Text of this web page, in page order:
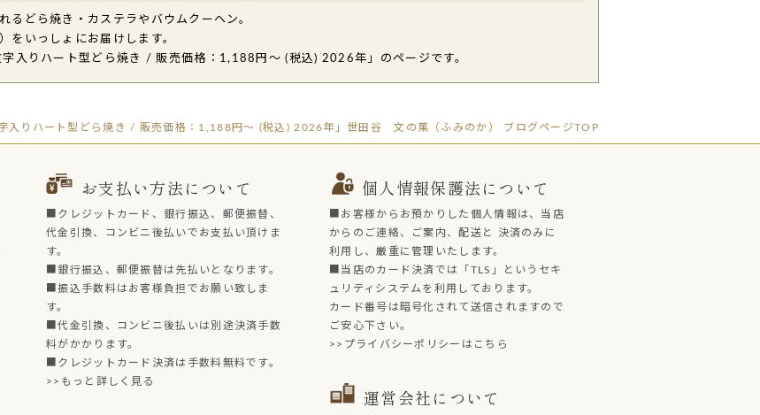
るどら焼き・カステラやバウムクーヘン。
をいっしょにお届けします。
入りハート型どら焼き / 販売価格：1,188円～ (税込) 2026年」のページです。
入りハート型どら焼き / 販売価格：1,188円～ (税込) 2026年」世田谷 文の菓（ふみのか） ブログページTOP
お支払い方法について
■クレジットカード、銀行振込、郵便振替、
代金引換、コンビニ後払いでお支払い頂けま
す。
■銀行振込、郵便振替は先払いとなります。
■振込手数料はお客様負担でお願い致しま
す。
■代金引換、コンビニ後払いは別途決済手数
料がかかります。
■クレジットカード決済は手数料無料です。
>>もっと詳しく見る
個人情報保護法について
■お客様からお預かりした個人情報は、当店
からのご連絡、ご案内、配送と 決済のみに
利用し、厳重に管理いたします。
■当店のカード決済では「TLS」というセキ
ュリティシステムを利用しております。
カード番号は暗号化されて送信されますので
ご安心下さい。
>>プライバシーポリシーはこちら
運営会社について